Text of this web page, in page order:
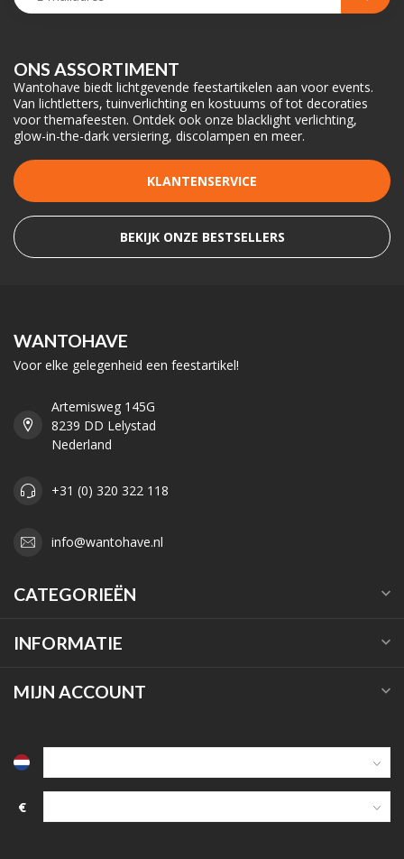
ONS ASSORTIMENT
Wantohave biedt lichtgevende feestartikelen aan voor events.
Van lichtletters, tuinverlichting en kostuums of tot decoraties
voor themafeesten. Ontdek ook onze blacklight verlichting,
glow-in-the-dark versiering, discolampen en meer.
KLANTENSERVICE
BEKIJK ONZE BESTSELLERS
WANTOHAVE
Voor elke gelegenheid een feestartikel!
Artemisweg 145G
8239 DD Lelystad
Nederland
+31 (0) 320 322 118
info@wantohave.nl
CATEGORIEËN
INFORMATIE
MIJN ACCOUNT
€